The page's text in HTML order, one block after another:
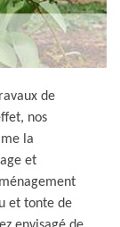
de
nos
la
et
et tonte de